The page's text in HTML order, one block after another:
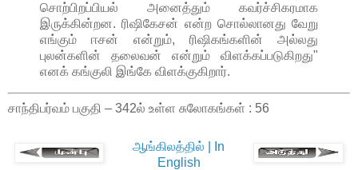
சொற்பிறப்பியல் அனைத்தும் கவர்ச்சிகரமாக
இருக்கின்றன. ரிஷிகேசன் என்ற சொல்லானது வேறு
எங்கும் ஈசன் என்றும், ரிஷிகங்களின் அல்லது
புலன்களின் தலைவன் என்றும் விளக்கப்படுகிறது"
எனக் கங்குலி இங்கே விளக்குகிறார்.
சாந்திபர்வம் பகுதி – 342ல் உள்ள சுலோகங்கள் : 56
ஆங்கிலத்தில் | In
English